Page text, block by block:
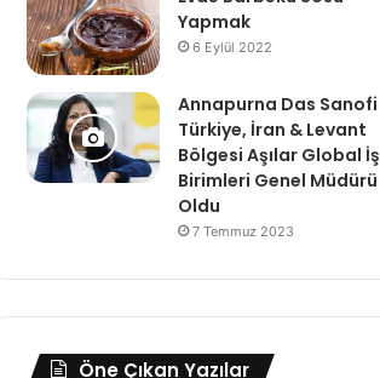
Yapmak
6 Eylül 2022
Annapurna Das Sanofi
Türkiye, İran & Levant
Bölgesi Aşılar Global İş
Birimleri Genel Müdürü
Oldu
7 Temmuz 2023
Öne Çıkan Yazılar